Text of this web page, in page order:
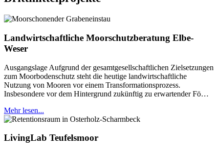
Landwirtschaftliche Moorschutzberatung Elbe-
Weser
Ausgangslage Aufgrund der gesamtgesellschaftlichen Zielsetzungen
zum Moorbodenschutz steht die heutige landwirtschaftliche
Nutzung von Mooren vor einem Transformationsprozess.
Insbesondere vor dem Hintergrund zukünftig zu erwartender Fö…
Mehr lesen...
LivingLab Teufelsmoor